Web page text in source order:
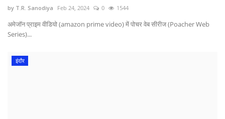
by T.R. Sanodiya Feb 24, 2024 0 1544
अमेजॉन प्राइम वीडियो (amazon prime video) में पोचर वेब सीरीज (Poacher Web
Series)...
इंदौर